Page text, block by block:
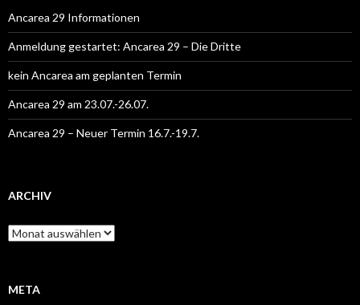
Ancarea 29 Informationen
Anmeldung gestartet: Ancarea 29 – Die Dritte
kein Ancarea am geplanten Termin
Ancarea 29 am 23.07.-26.07.
Ancarea 29 – Neuer Termin 16.7.-19.7.
ARCHIV
Archiv
META